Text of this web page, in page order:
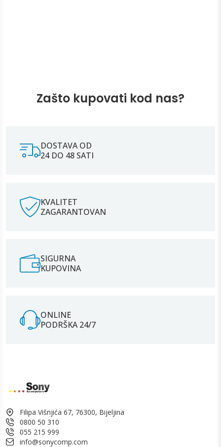
Zašto kupovati kod nas?
DOSTAVA OD
24 DO 48 SATI
KVALITET
ZAGARANTOVAN
SIGURNA
KUPOVINA
ONLINE
PODRŠKA 24/7
Filipa Višnjića 67, 76300, Bijeljina
0800 50 310
055 215 999
info@sonycomp.com